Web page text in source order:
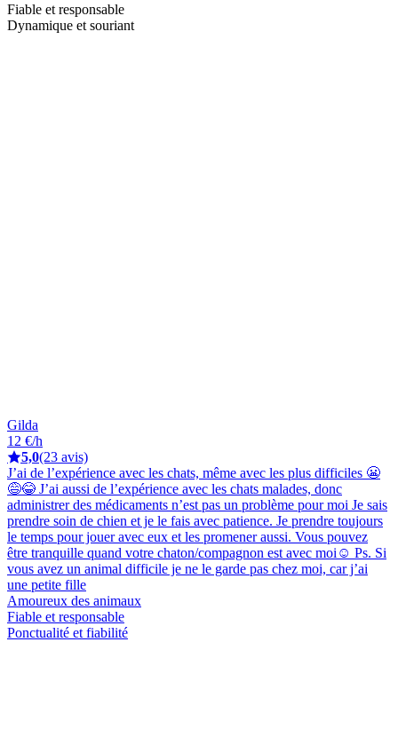
Fiable et responsable
Dynamique et souriant
Gilda
12 €/h
5,0(23 avis)
J’ai de l’expérience avec les chats, même avec les plus difficiles 😬
😅😂 J’ai aussi de l’expérience avec les chats malades, donc
administrer des médicaments n’est pas un problème pour moi Je sais
prendre soin de chien et je le fais avec patience. Je prendre toujours
le temps pour jouer avec eux et les promener aussi. Vous pouvez
être tranquille quand votre chaton/compagnon est avec moi☺️ Ps. Si
vous avez un animal difficile je ne le garde pas chez moi, car j’ai
une petite fille
Amoureux des animaux
Fiable et responsable
Ponctualité et fiabilité